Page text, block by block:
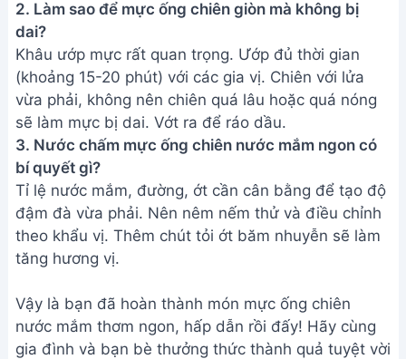
2. Làm sao để mực ống chiên giòn mà không bị
dai?
Khâu ướp mực rất quan trọng. Ướp đủ thời gian
(khoảng 15-20 phút) với các gia vị. Chiên với lửa
vừa phải, không nên chiên quá lâu hoặc quá nóng
sẽ làm mực bị dai. Vớt ra để ráo dầu.
3. Nước chấm mực ống chiên nước mắm ngon có
bí quyết gì?
Tỉ lệ nước mắm, đường, ớt cần cân bằng để tạo độ
đậm đà vừa phải. Nên nêm nếm thử và điều chỉnh
theo khẩu vị. Thêm chút tỏi ớt băm nhuyễn sẽ làm
tăng hương vị.
Vậy là bạn đã hoàn thành món mực ống chiên
nước mắm thơm ngon, hấp dẫn rồi đấy! Hãy cùng
gia đình và bạn bè thưởng thức thành quả tuyệt vời